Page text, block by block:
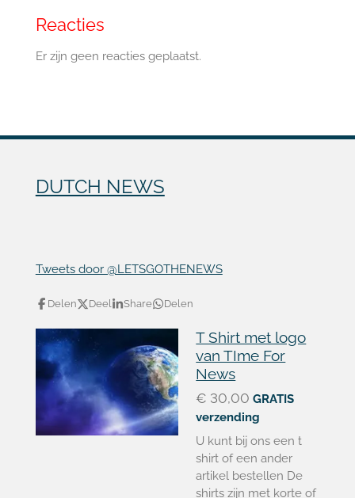
Reacties
Er zijn geen reacties geplaatst.
DUTCH NEWS
Tweets door @LETSGOTHENEWS
Delen Deel Share Delen
T Shirt met logo
van TIme For
News
€ 30,00 GRATIS
verzending
U kunt bij ons een t
shirt of een ander
artikel bestellen De
shirts zijn met korte of